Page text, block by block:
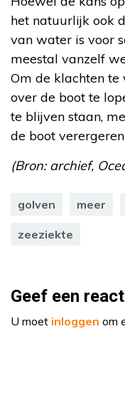
het natuurlijk ook
van water is voor
meestal vanzelf
Om de klachten
over de boot te
te blijven staan,
de boot
(Bron: archief,
golven meer
zeeziekte
Geef een
U moet inloggen om